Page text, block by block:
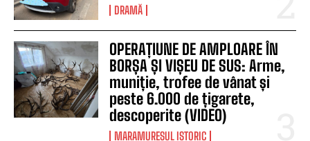
DRAMĂ
OPERAȚIUNE DE AMPLOARE ÎN
BORȘA ȘI VIȘEU DE SUS: Arme,
muniție, trofee de vânat și
peste 6.000 de țigarete,
descoperite (VIDEO)
MARAMURESUL ISTORIC